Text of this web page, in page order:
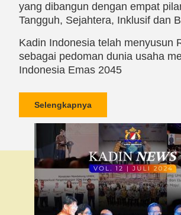
yang dibangun dengan empat
Tangguh, Sejahtera, Inklusif dan
Kadin Indonesia telah menyusun
sebagai pedoman dunia usaha
Indonesia Emas 2045
Selengkapnya